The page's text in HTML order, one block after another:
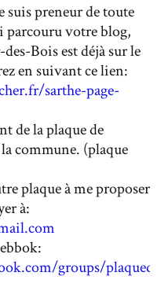
suis preneur de toute
parcouru votre blog,
Bois est déjà sur le
en suivant ce lien:
sarthe-page-
de la plaque de
commune. (plaque
plaque à me proposer
à:
groups/